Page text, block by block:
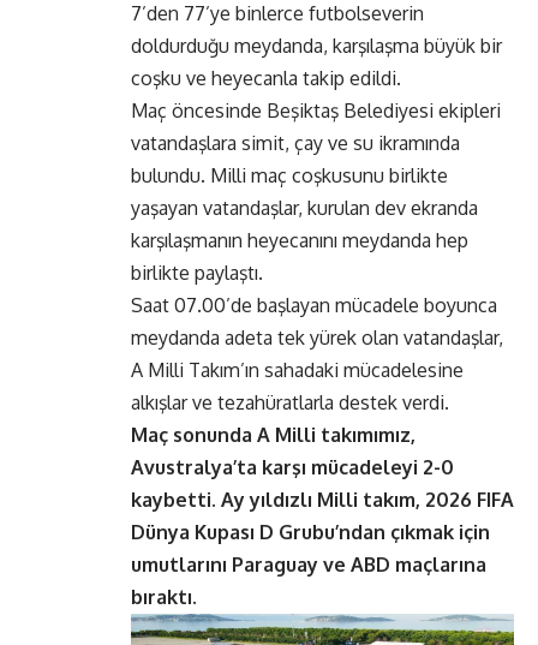
7’den 77’ye binlerce futbolseverin
doldurduğu meydanda, karşılaşma büyük bir
coşku ve heyecanla takip edildi.
Maç öncesinde Beşiktaş Belediyesi ekipleri
vatandaşlara simit, çay ve su ikramında
bulundu. Milli maç coşkusunu birlikte
yaşayan vatandaşlar, kurulan dev ekranda
karşılaşmanın heyecanını meydanda hep
birlikte paylaştı.
Saat 07.00’de başlayan mücadele boyunca
meydanda adeta tek yürek olan vatandaşlar,
A Milli Takım’ın sahadaki mücadelesine
alkışlar ve tezahüratlarla destek verdi.
Maç sonunda A Milli takımımız,
Avustralya’ta karşı mücadeleyi 2-0
kaybetti. Ay yıldızlı Milli takım, 2026 FIFA
Dünya Kupası D Grubu’ndan çıkmak için
umutlarını Paraguay ve ABD maçlarına
bıraktı.